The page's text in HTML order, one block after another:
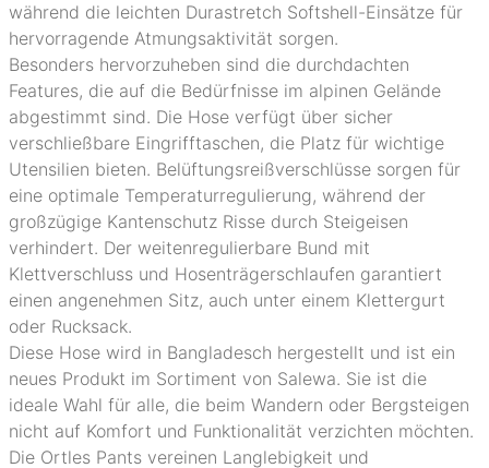
während die leichten Durastretch Softshell-Einsätze für
hervorragende Atmungsaktivität sorgen.
Besonders hervorzuheben sind die durchdachten
Features, die auf die Bedürfnisse im alpinen Gelände
abgestimmt sind. Die Hose verfügt über sicher
verschließbare Eingrifftaschen, die Platz für wichtige
Utensilien bieten. Belüftungsreißverschlüsse sorgen für
eine optimale Temperaturregulierung, während der
großzügige Kantenschutz Risse durch Steigeisen
verhindert. Der weitenregulierbare Bund mit
Klettverschluss und Hosenträgerschlaufen garantiert
einen angenehmen Sitz, auch unter einem Klettergurt
oder Rucksack.
Diese Hose wird in Bangladesch hergestellt und ist ein
neues Produkt im Sortiment von Salewa. Sie ist die
ideale Wahl für alle, die beim Wandern oder Bergsteigen
nicht auf Komfort und Funktionalität verzichten möchten.
Die Ortles Pants vereinen Langlebigkeit und